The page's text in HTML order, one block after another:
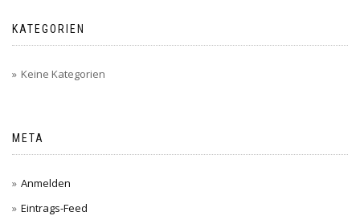
KATEGORIEN
Keine Kategorien
META
Anmelden
Eintrags-Feed